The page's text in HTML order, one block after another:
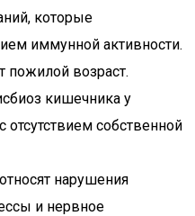
которые
иммунной активности.
пожилой возраст.
кишечника у
отсутствием собственной
нарушения
и нервное